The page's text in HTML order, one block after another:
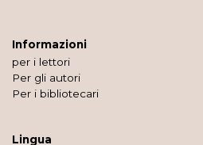
Informazioni
per i lettori
Per gli autori
Per i bibliotecari
Lingua